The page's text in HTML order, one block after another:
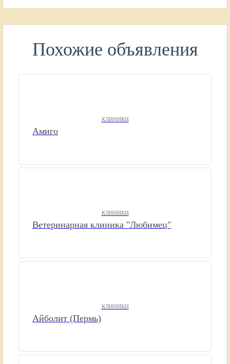
Похожие объявления
КЛИНИКИ
Амиго
КЛИНИКИ
Ветеринарная клиника "Любимец"
КЛИНИКИ
Айболит (Пермь)